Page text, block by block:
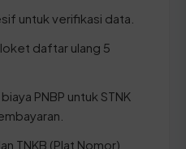
untuk verifikasi data.
daftar ulang 5
PNBP untuk STNK
TNKB (Plat Nomor)